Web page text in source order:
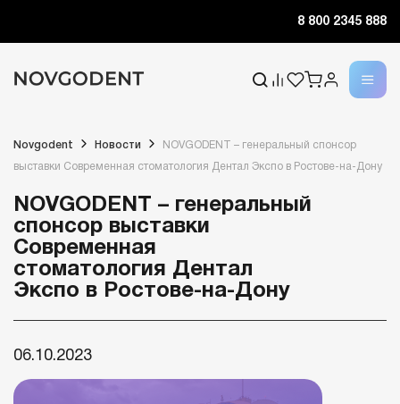
8 800 2345 888
Novgodent Новости NOVGODENT – генеральный спонсор
выставки Современная стоматология Дентал Экспо в Ростове-на-Дону
NOVGODENT – генеральный
спонсор выставки
Современная
стоматология Дентал
Экспо в Ростове-на-Дону
06.10.2023